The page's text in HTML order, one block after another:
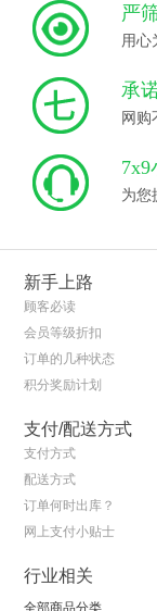
严
用心
承
网购
7x9
为您
新手上路
顾客必读
会员等级折扣
订单的几种状态
积分奖励计划
支付/配送方式
支付方式
配送方式
订单何时出库？
网上支付小贴士
行业相关
全部商品分类